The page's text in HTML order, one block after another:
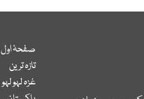
صفحۂ اول
تازہ ترین
غزہ لہو لہو